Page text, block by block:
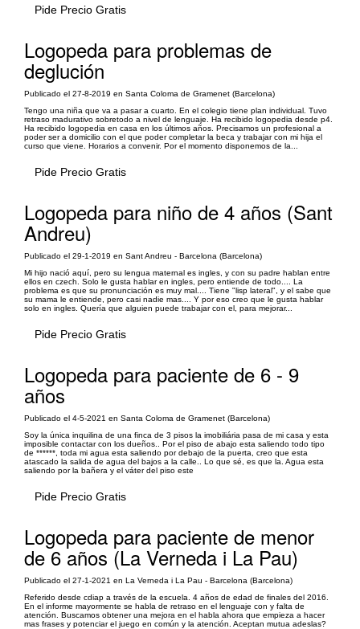
Pide Precio Gratis
Logopeda para problemas de
deglución
Publicado el 27-8-2019 en Santa Coloma de Gramenet (Barcelona)
Tengo una niña que va a pasar a cuarto. En el colegio tiene plan individual. Tuvo
retraso madurativo sobretodo a nivel de lenguaje. Ha recibido logopedia desde p4.
Ha recibido logopedia en casa en los últimos años. Precisamos un profesional a
poder ser a domicilio con el que poder completar la beca y trabajar con mi hija el
curso que viene. Horarios a convenir. Por el momento disponemos de la...
Pide Precio Gratis
Logopeda para niño de 4 años (Sant
Andreu)
Publicado el 29-1-2019 en Sant Andreu - Barcelona (Barcelona)
Mi hijo nació aquí, pero su lengua maternal es ingles, y con su padre hablan entre
ellos en czech. Solo le gusta hablar en ingles, pero entiende de todo.... La
problema es que su pronunciación es muy mal.... Tiene "lisp lateral", y el sabe que
su mama le entiende, pero casi nadie mas.... Y por eso creo que le gusta hablar
solo en ingles. Quería que alguien puede trabajar con el, para mejorar...
Pide Precio Gratis
Logopeda para paciente de 6 - 9
años
Publicado el 4-5-2021 en Santa Coloma de Gramenet (Barcelona)
Soy la única inquilina de una finca de 3 pisos la imobiliária pasa de mi casa y esta
imposible contactar con los dueños.. Por el piso de abajo esta saliendo todo tipo
de ******, toda mi agua esta saliendo por debajo de la puerta, creo que esta
atascado la salida de agua del bajos a la calle.. Lo que sé, es que la. Agua esta
saliendo por la bañera y el váter del piso este
Pide Precio Gratis
Logopeda para paciente de menor
de 6 años (La Verneda i La Pau)
Publicado el 27-1-2021 en La Verneda i La Pau - Barcelona (Barcelona)
Referido desde cdiap a través de la escuela. 4 años de edad de finales del 2016.
En el informe mayormente se habla de retraso en el lenguaje con y falta de
atención. Buscamos obtener una mejora en el habla ahora que empieza a hacer
mas frases y potenciar el juego en común y la atención. Aceptan mutua adeslas?